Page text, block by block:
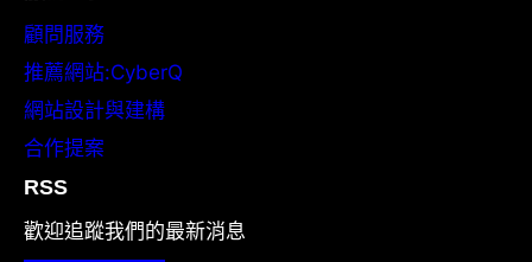
顧問服務
推薦網站:CyberQ
網站設計與建構
合作提案
RSS
歡迎追蹤我們的最新消息